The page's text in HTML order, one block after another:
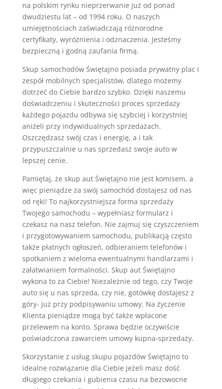
na polskim rynku nieprzerwanie już od ponad
dwudziestu lat – od 1994 roku. O naszych
umiejętnościach zaświadczają różnorodne
certyfikaty, wyróżnienia i odznaczenia. Jesteśmy
bezpieczną i godną zaufania firmą.
Skup samochodów Świętajno posiada prywatny plac i
zespół mobilnych specjalistów, dlatego możemy
dotrzeć do Ciebie bardzo szybko. Dzięki naszemu
doświadczeniu i skuteczności proces sprzedaży
każdego pojazdu odbywa się szybciej i korzystniej
aniżeli przy indywidualnych sprzedażach.
Oszczędzasz swój czas i energię, a i tak
przypuszczalnie u nas sprzedasz swoje auto w
lepszej cenie.
Pamiętaj, że skup aut Świętajno nie jest komisem, a
więc pieniądze za swój samochód dostajesz od nas
od ręki! To najkorzystniejsza forma sprzedaży
Twojego samochodu – wypełniasz formularz i
czekasz na nasz telefon. Nie zajmuj się czyszczeniem
i przygotowywaniem samochodu, publikacją często
także płatnych ogłoszeń, odbieraniem telefonów i
spotkaniem z wieloma ewentualnymi handlarzami i
załatwianiem formalności. Skup aut Świętajno
wykona to za Ciebie! Niezależnie od tego, czy Twoje
auto się u nas sprzeda, czy nie, gotówkę dostajesz z
góry- już przy podpisywaniu umowy. Na życzenie
Klienta pieniądze mogą być także wpłacone
przelewem na konto. Sprawa będzie oczywiście
poświadczona zawarciem umowy kupna-sprzedaży.
Skorzystanie z usług skupu pojazdów Świętajno to
idealne rozwiązanie dla Ciebie jeżeli masz dość
długiego czekania i gubienia czasu na bezowocne